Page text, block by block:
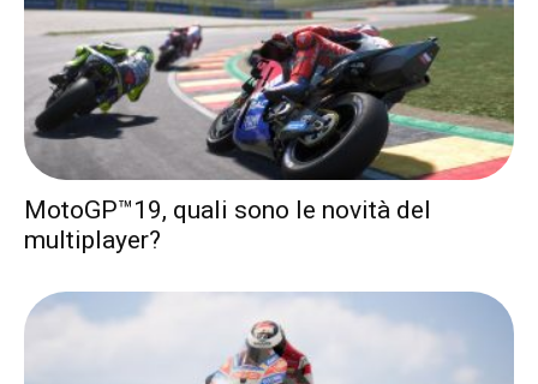
MotoGP™19, quali sono le novità del
multiplayer?